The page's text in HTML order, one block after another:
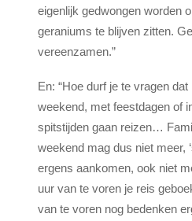
eigenlijk gedwongen worden
geraniums te blijven zitten.
vereenzamen.”
En: “Hoe durf je te vragen
weekend, met feestdagen of
spitstijden gaan reizen…
weekend mag dus niet meer,
ergens aankomen, ook niet
uur van te voren je reis
van te voren nog bedenken